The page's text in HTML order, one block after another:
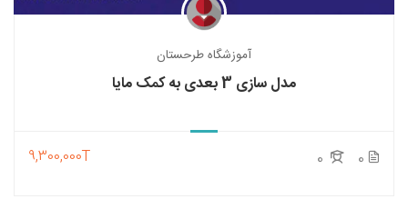
آموزشگاه طرحستان
مدل سازی 3 بعدی به کمک مایا
0
9,300,000T